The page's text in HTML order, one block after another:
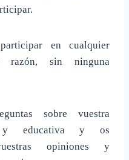
en cualquier
razón, sin ninguna
sobre vuestra
y educativa y os
opiniones y